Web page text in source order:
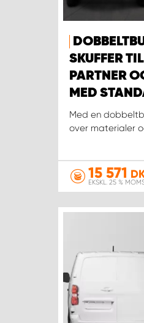
SKUFFER
PARTNER
MED
Med en
over materialer
15 571
EKSKL. 25 %